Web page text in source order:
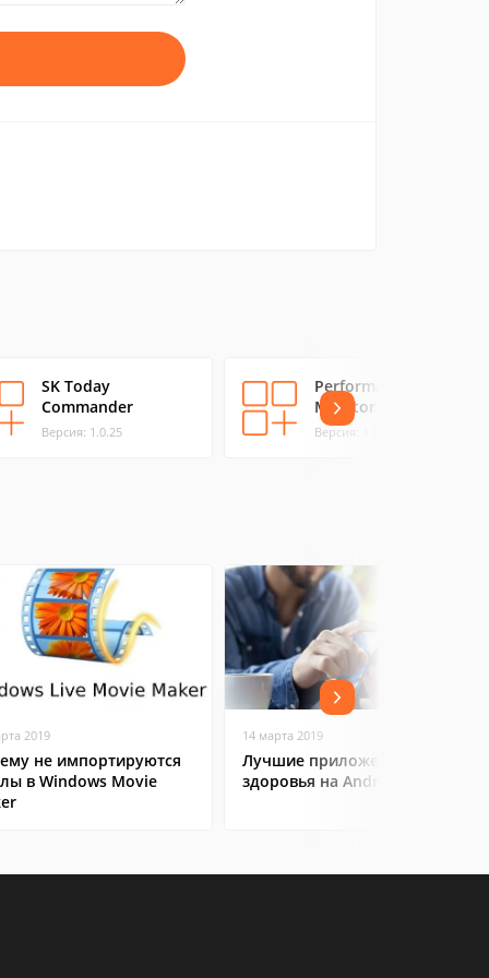
SK Today
Commander
Версия: 1.0.25
Performance
Monitor
Версия: 1.0
2019
не импортируются
в Windows Movie
14 марта 2019
Лучшие приложения для
здоровья на Android